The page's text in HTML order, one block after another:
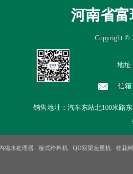
河南省富
Copyright ©
地址
信箱
销售地址：汽车东站北100米路东
磁水处理器 板式给料机 QD双梁起重机 桂花